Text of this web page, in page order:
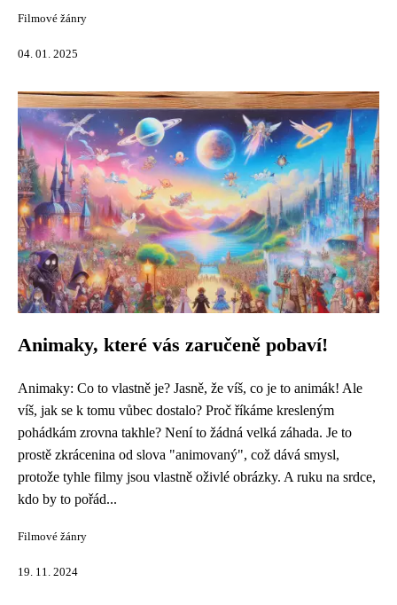
Filmové žánry
04. 01. 2025
Animaky, které vás zaručeně pobaví!
Animaky: Co to vlastně je? Jasně, že víš, co je to animák! Ale
víš, jak se k tomu vůbec dostalo? Proč říkáme kresleným
pohádkám zrovna takhle? Není to žádná velká záhada. Je to
prostě zkrácenina od slova "animovaný", což dává smysl,
protože tyhle filmy jsou vlastně oživlé obrázky. A ruku na srdce,
kdo by to pořád...
Filmové žánry
19. 11. 2024